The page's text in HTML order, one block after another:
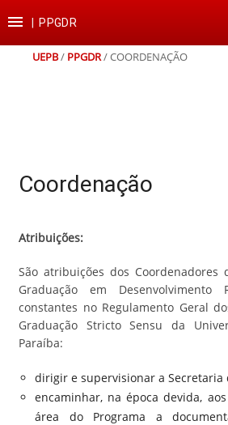
para
conteúdo
para
para
para
rodapé
 PPGDR
UEPB/ PPGDR/COORDENAÇÃO
Coordenação
Atribuições:
São atribuições dos Coordenadores
Graduação em Desenvolvimento
constantes no Regulamento Geral
Graduação Stricto Sensu da
Paraíba:
dirigir e supervisionar a Secretaria
encaminhar, na época devida,
área do Programa a